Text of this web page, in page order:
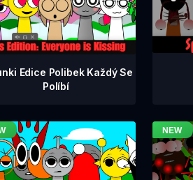
Edice Polibek Každý Se
Políbí